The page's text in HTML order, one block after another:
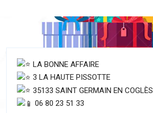
LA BONNE AFFAIRE
3 LA HAUTE PISSOTTE
35133 SAINT GERMAIN EN COGLÈS
06 80 23 51 33